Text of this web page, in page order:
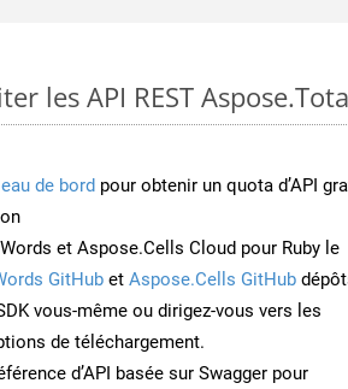
les API REST
de bord pour obtenir un quota d’API
et Aspose.Cells Cloud pour Ruby le
GitHub et Aspose.Cells GitHub
vous-même ou dirigez-vous vers les
de téléchargement.
d’API basée sur Swagger pour